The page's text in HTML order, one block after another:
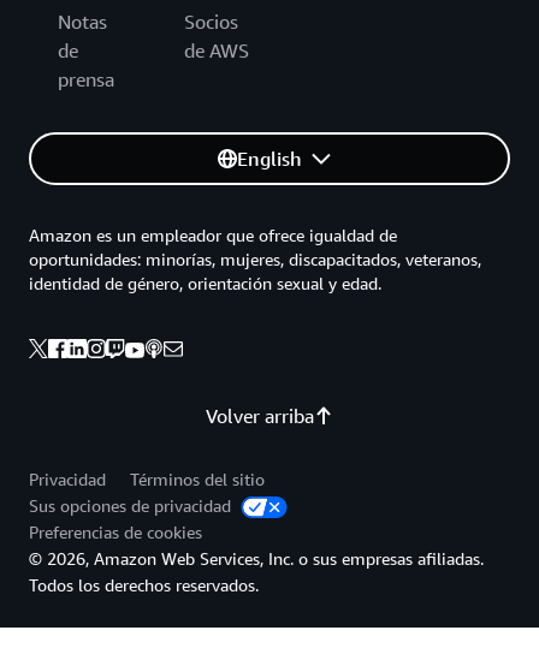
Notas
de
prensa
Socios
de AWS
English
Volver arriba
Amazon es un empleador que ofrece igualdad de
oportunidades: minorías, mujeres, discapacitados, veteranos,
identidad de género, orientación sexual y edad.
Privacidad
Términos del sitio
Sus opciones de privacidad
Preferencias de cookies
© 2026, Amazon Web Services, Inc. o sus empresas afiliadas.
Todos los derechos reservados.